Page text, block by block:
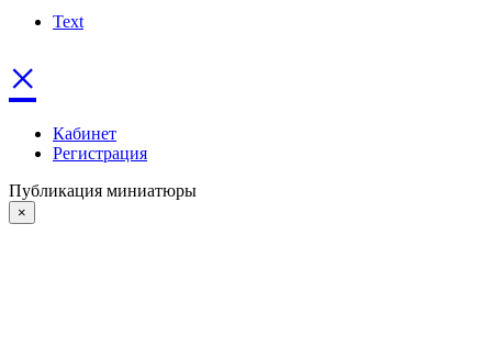
Text
×
Кабинет
Регистрация
Публикация миниатюры
×